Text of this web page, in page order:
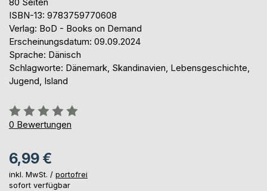
ISBN-13: 9783759770608
Verlag: BoD - Books on Demand
Erscheinungsdatum: 09.09.2024
Sprache: Dänisch
Schlagworte: Dänemark, Skandinavien, Lebensgeschichte,
Jugend, Island
Bewertung::
0%
0 Bewertungen
6,99 €
inkl. MwSt. / portofrei
sofort verfügbar